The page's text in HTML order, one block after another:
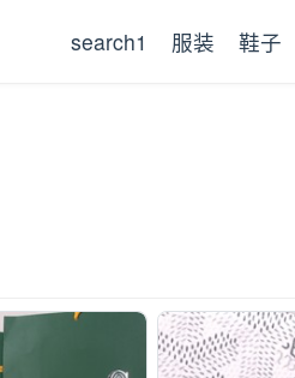
search1 服装 鞋子